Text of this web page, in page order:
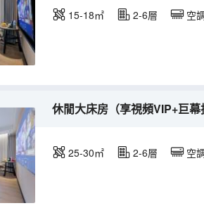
15-18㎡ 2-6層 空
休閒大床房（享視頻VIP+巨幕
25-30㎡ 2-6層 空